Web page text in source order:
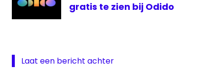
gratis te zien bij Odido
Laat een bericht achter